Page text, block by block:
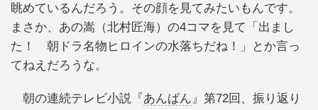
眺めているんだろう。その顔を見てみたいもんです。
まさか、あの嵩（北村匠海）の4コマを見て「出まし
た！ 朝ドラ名物ヒロインの水落ちだね！」とか言っ
てねえだろうな。
朝の連続テレビ小説『 あんぱん』第72回、振り返り